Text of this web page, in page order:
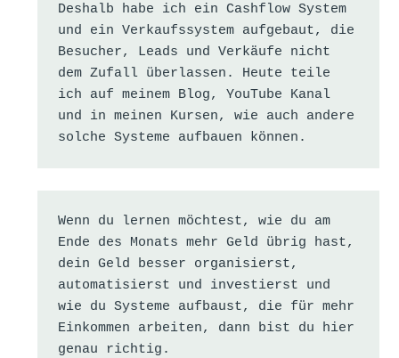
Deshalb habe ich ein Cashflow System
und ein Verkaufssystem aufgebaut, die
Besucher, Leads und Verkäufe nicht
dem Zufall überlassen. Heute teile
ich auf meinem Blog, YouTube Kanal
und in meinen Kursen, wie auch andere
solche Systeme aufbauen können.
Wenn du lernen möchtest, wie du am
Ende des Monats mehr Geld übrig hast,
dein Geld besser organisierst,
automatisierst und investierst und
wie du Systeme aufbaust, die für mehr
Einkommen arbeiten, dann bist du hier
genau richtig.